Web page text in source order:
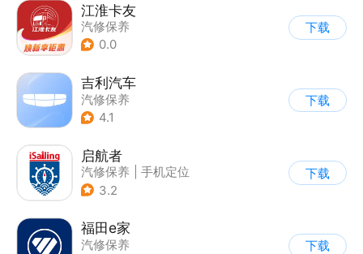
江淮卡友
汽修保养
0.0
下载
吉利汽车
汽修保养
4.1
下载
启航者
汽修保养
手机定位
3.2
下载
福田e家
汽修保养
下载